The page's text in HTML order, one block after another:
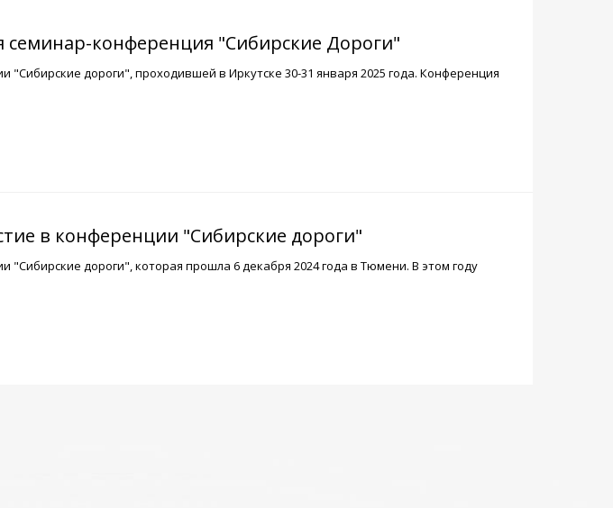
семинар-конференция "Сибирские Дороги"
"Сибирские дороги", проходившей в Иркутске 30-31 января 2025 года. Конференция
в конференции "Сибирские дороги"
"Сибирские дороги", которая прошла 6 декабря 2024 года в Тюмени. В этом году